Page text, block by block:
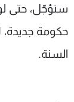
ستؤجّل، حتى
حكومة جديدة،
السنة.
عن MTV
الإنـتـاج
لاعلاناتكم